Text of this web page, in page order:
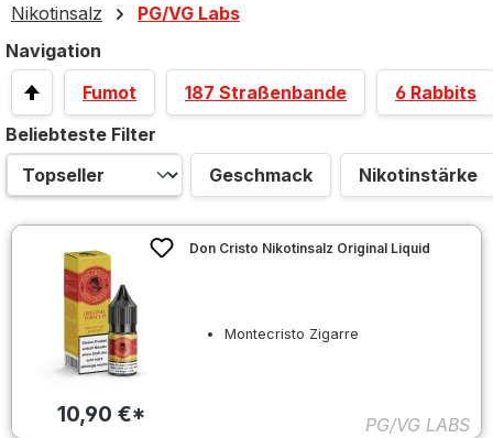
Nikotinsalz
PG/VG Labs
Navigation
Fumot
187 Straßenbande
6 Rabbits
Beliebteste Filter
Geschmack
Nikotinstärke
10,90 €*
Don Cristo Nikotinsalz Original Liquid
Montecristo Zigarre
PG/VG LABS